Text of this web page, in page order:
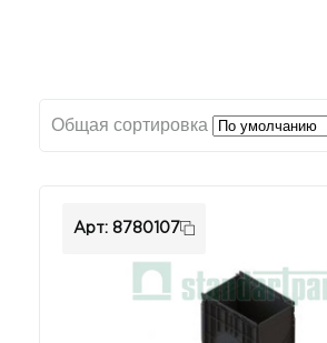
Общая сортировка
Арт: 8780107